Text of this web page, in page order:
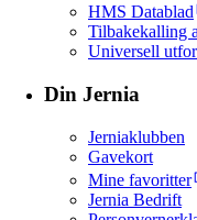
HMS Datablad
Tilbakekalling
Universell
Din Jernia
Jerniaklubben
Gavekort
Mine favoritter
Jernia Bedrift